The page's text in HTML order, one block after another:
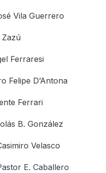
Vila Guerrero
Ferraresi
Felipe D’Antona
Ferrari
B. González
Velasco
E. Caballero